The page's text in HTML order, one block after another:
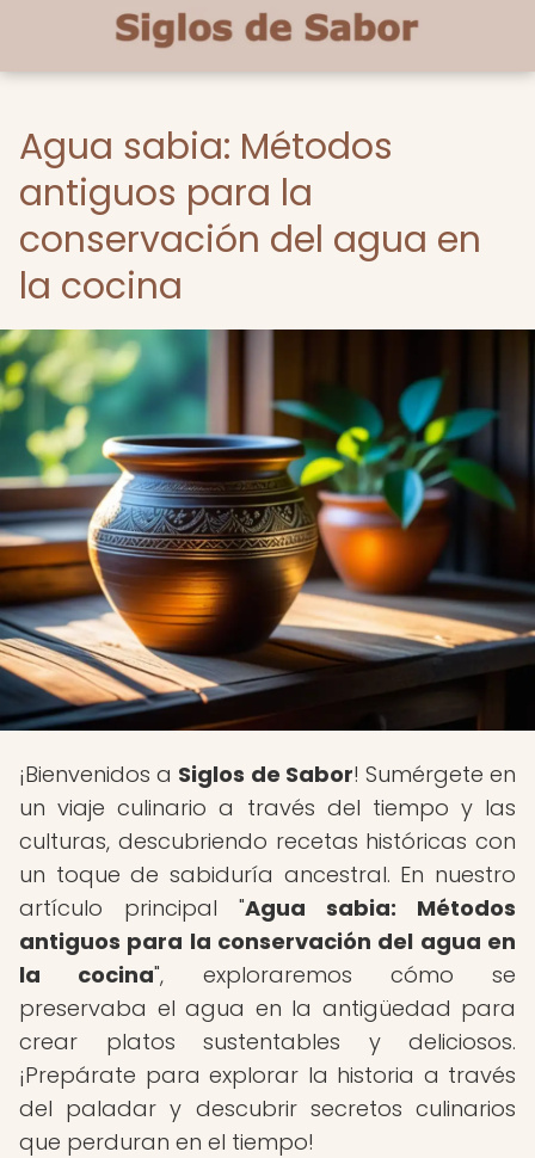
Agua sabia: Métodos
antiguos para la
conservación del agua en
la cocina
¡Bienvenidos a Siglos de Sabor! Sumérgete en
un viaje culinario a través del tiempo y las
culturas, descubriendo recetas históricas con
un toque de sabiduría ancestral. En nuestro
artículo principal "Agua sabia: Métodos
antiguos para la conservación del agua en
la cocina", exploraremos cómo se
preservaba el agua en la antigüedad para
crear platos sustentables y deliciosos.
¡Prepárate para explorar la historia a través
del paladar y descubrir secretos culinarios
que perduran en el tiempo!